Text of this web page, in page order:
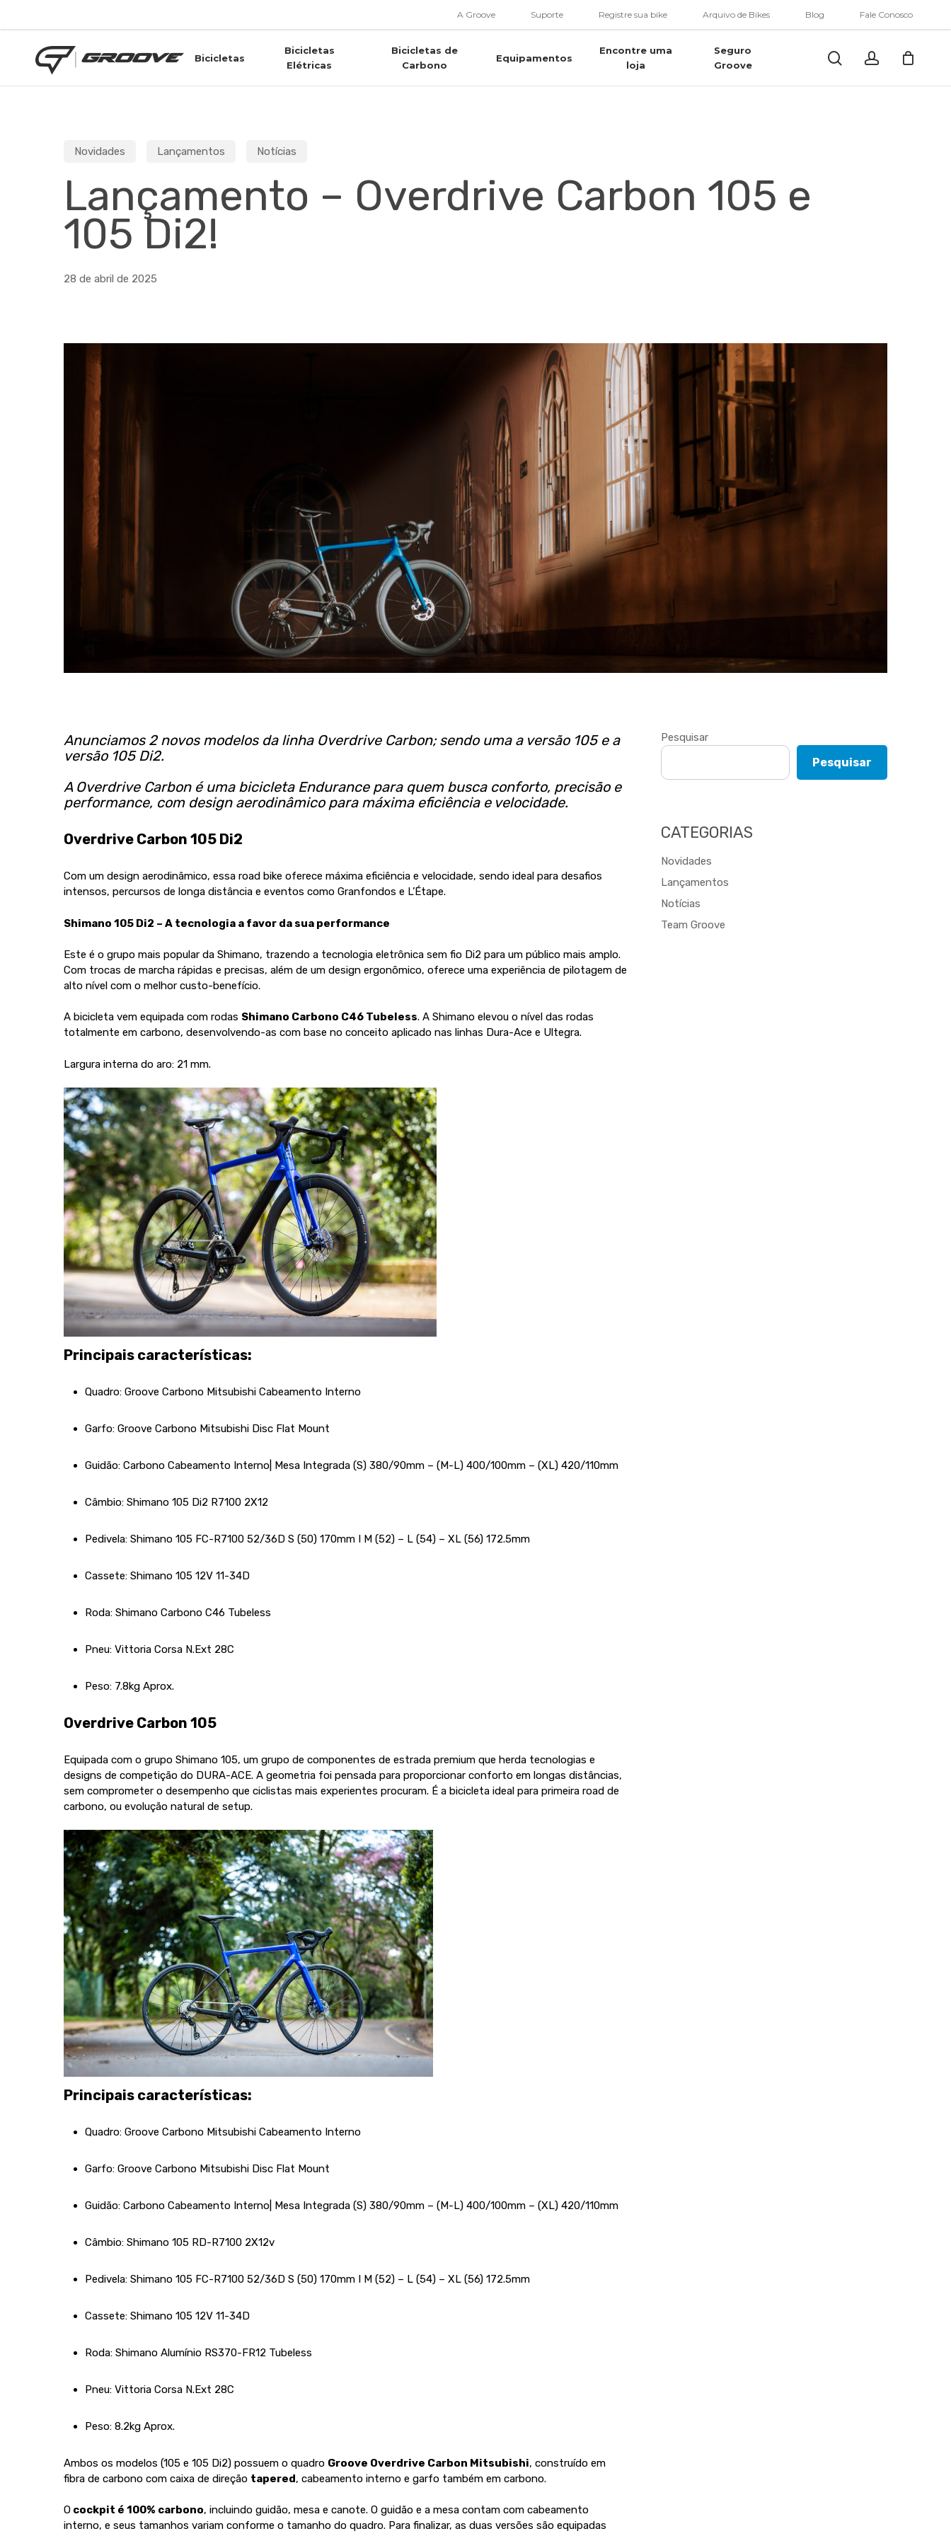
content
A Groove Suporte Registre sua bike Arquivo de Bikes Blog Fale Conosco
Pressione "enter" para buscar ou ESC para sair
Bicicletas
Bicicletas
Elétricas
Bicicletas de
Carbono
Equipamentos
Encontre uma
loja
Seguro
Groove
Buscar..account
Novidades Lançamentos Notícias
Lançamento – Overdrive Carbon 105 e
105 Di2!
28 de abril de 2025
Anunciamos 2 novos modelos da linha Overdrive Carbon; sendo uma a versão 105 e a
versão 105 Di2.
A Overdrive Carbon é uma bicicleta Endurance para quem busca conforto, precisão e
performance, com design aerodinâmico para máxima eficiência e velocidade.
Overdrive Carbon 105 Di2
Com um design aerodinâmico, essa road bike oferece máxima eficiência e velocidade, sendo ideal para desafios
intensos, percursos de longa distância e eventos como Granfondos e L’Étape.
Shimano 105 Di2 – A tecnologia a favor da sua performance
Este é o grupo mais popular da Shimano, trazendo a tecnologia eletrônica sem fio Di2 para um público mais amplo.
Com trocas de marcha rápidas e precisas, além de um design ergonômico, oferece uma experiência de pilotagem de
alto nível com o melhor custo-benefício.
A bicicleta vem equipada com rodas Shimano Carbono C46 Tubeless. A Shimano elevou o nível das rodas
totalmente em carbono, desenvolvendo-as com base no conceito aplicado nas linhas Dura-Ace e Ultegra.
Largura interna do aro: 21 mm.
Principais características:
Quadro: Groove Carbono Mitsubishi Cabeamento Interno
Garfo: Groove Carbono Mitsubishi Disc Flat Mount
Guidão: Carbono Cabeamento Interno| Mesa Integrada (S) 380/90mm – (M-L) 400/100mm – (XL) 420/110mm
Câmbio: Shimano 105 Di2 R7100 2X12
Pedivela: Shimano 105 FC-R7100 52/36D S (50) 170mm I M (52) – L (54) – XL (56) 172.5mm
Cassete: Shimano 105 12V 11-34D
Roda: Shimano Carbono C46 Tubeless
Pneu: Vittoria Corsa N.Ext 28C
Peso: 7.8kg Aprox.
Overdrive Carbon 105
Equipada com o grupo Shimano 105, um grupo de componentes de estrada premium que herda tecnologias e
designs de competição do DURA-ACE. A geometria foi pensada para proporcionar conforto em longas distâncias,
sem comprometer o desempenho que ciclistas mais experientes procuram. É a bicicleta ideal para primeira road de
carbono, ou evolução natural de setup.
Principais características:
Quadro: Groove Carbono Mitsubishi Cabeamento Interno
Garfo: Groove Carbono Mitsubishi Disc Flat Mount
Guidão: Carbono Cabeamento Interno| Mesa Integrada (S) 380/90mm – (M-L) 400/100mm – (XL) 420/110mm
Câmbio: Shimano 105 RD-R7100 2X12v
Pedivela: Shimano 105 FC-R7100 52/36D S (50) 170mm I M (52) – L (54) – XL (56) 172.5mm
Cassete: Shimano 105 12V 11-34D
Roda: Shimano Alumínio RS370-FR12 Tubeless
Pneu: Vittoria Corsa N.Ext 28C
Peso: 8.2kg Aprox.
Ambos os modelos (105 e 105 Di2) possuem o quadro Groove Overdrive Carbon Mitsubishi, construído em
fibra de carbono com caixa de direção tapered, cabeamento interno e garfo também em carbono.
O cockpit é 100% carbono, incluindo guidão, mesa e canote. O guidão e a mesa contam com cabeamento
interno, e seus tamanhos variam conforme o tamanho do quadro. Para finalizar, as duas versões são equipadas
Pesquisar
Pesquisar
CATEGORIAS
Novidades
Lançamentos
Notícias
Team Groove